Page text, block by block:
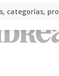
categorías,